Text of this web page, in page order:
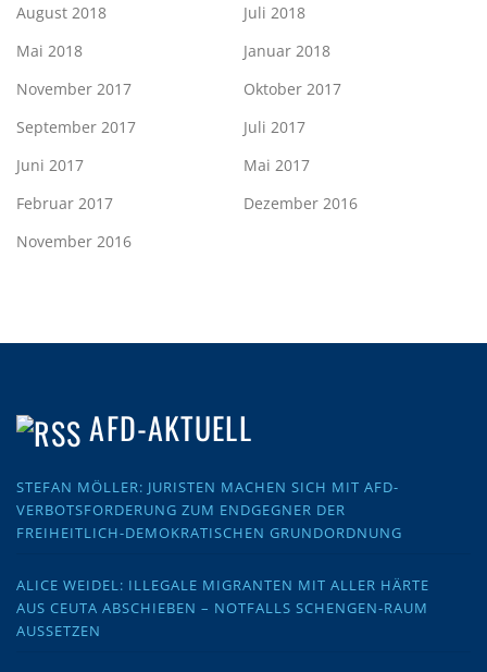
August 2018
Juli 2018
Mai 2018
Januar 2018
November 2017
Oktober 2017
September 2017
Juli 2017
Juni 2017
Mai 2017
Februar 2017
Dezember 2016
November 2016
AFD-AKTUELL
STEFAN MÖLLER: JURISTEN MACHEN SICH MIT AFD-
VERBOTSFORDERUNG ZUM ENDGEGNER DER
FREIHEITLICH-DEMOKRATISCHEN GRUNDORDNUNG
ALICE WEIDEL: ILLEGALE MIGRANTEN MIT ALLER HÄRTE
AUS CEUTA ABSCHIEBEN – NOTFALLS SCHENGEN-RAUM
AUSSETZEN